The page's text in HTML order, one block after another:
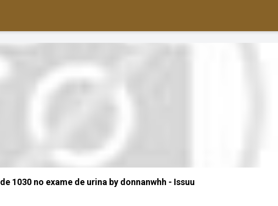
1030 no exame de urina by donnanwhh - Issuu